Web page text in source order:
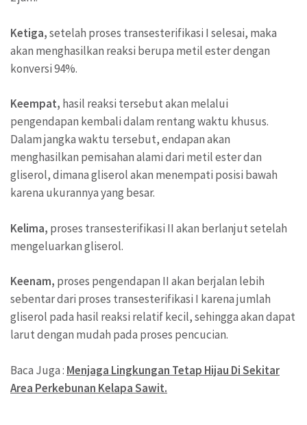
Ketiga,setelah proses transesterifikasi I selesai, maka
akan menghasilkan reaksi berupa metil ester dengan
konversi 94%.
Keempat, hasil reaksi tersebut akan melalui
pengendapan kembali dalam rentang waktu khusus.
Dalam jangka waktu tersebut, endapan akan
menghasilkan pemisahan alami dari metil ester dan
gliserol, dimana gliserol akan menempati posisi bawah
karena ukurannya yang besar.
Kelima, proses transesterifikasi II akan berlanjut setelah
mengeluarkan gliserol.
Keenam, proses pengendapan II akan berjalan lebih
sebentar dari proses transesterifikasi I karena jumlah
gliserol pada hasil reaksi relatif kecil, sehingga akan dapat
larut dengan mudah pada proses pencucian.
Baca Juga : Menjaga Lingkungan Tetap Hijau Di Sekitar
Area Perkebunan Kelapa Sawit.